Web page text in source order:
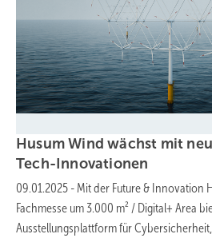
Husum Wind wächst mit
Tech-Innovationen
09.01.2025 - Mit der Future & Innovation
Fachmesse um 3.000 m² / Digital+ Area
Ausstellungsplattform für